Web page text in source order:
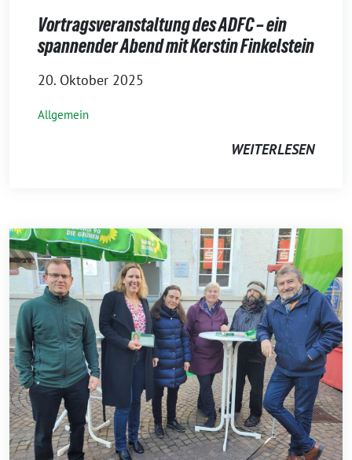
Vortragsveranstaltung des ADFC – ein
spannender Abend mit Kerstin Finkelstein
20. Oktober 2025
Allgemein
WEITERLESEN